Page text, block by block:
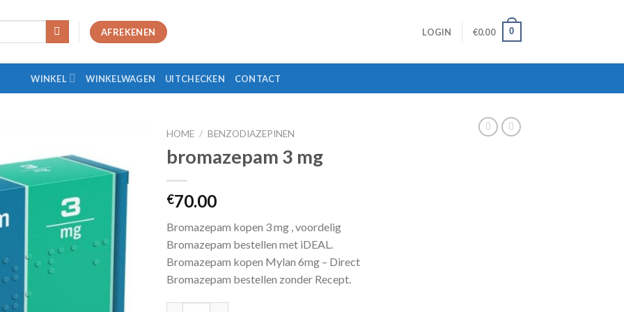
AFREKENEN LOGIN €0.00 0
WINKEL WINKELWAGEN UITCHECKEN CONTACT
HOME / BENZODIAZEPINEN
bromazepam 3 mg
€70.00
Bromazepam kopen 3 mg , voordelig
Bromazepam bestellen met iDEAL.
Bromazepam kopen Mylan 6mg – Direct
Bromazepam bestellen zonder Recept.